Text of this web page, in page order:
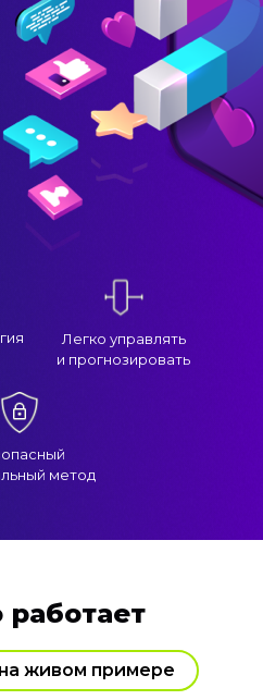
Легко управлять
и прогнозировать
метод
работает
живом примере